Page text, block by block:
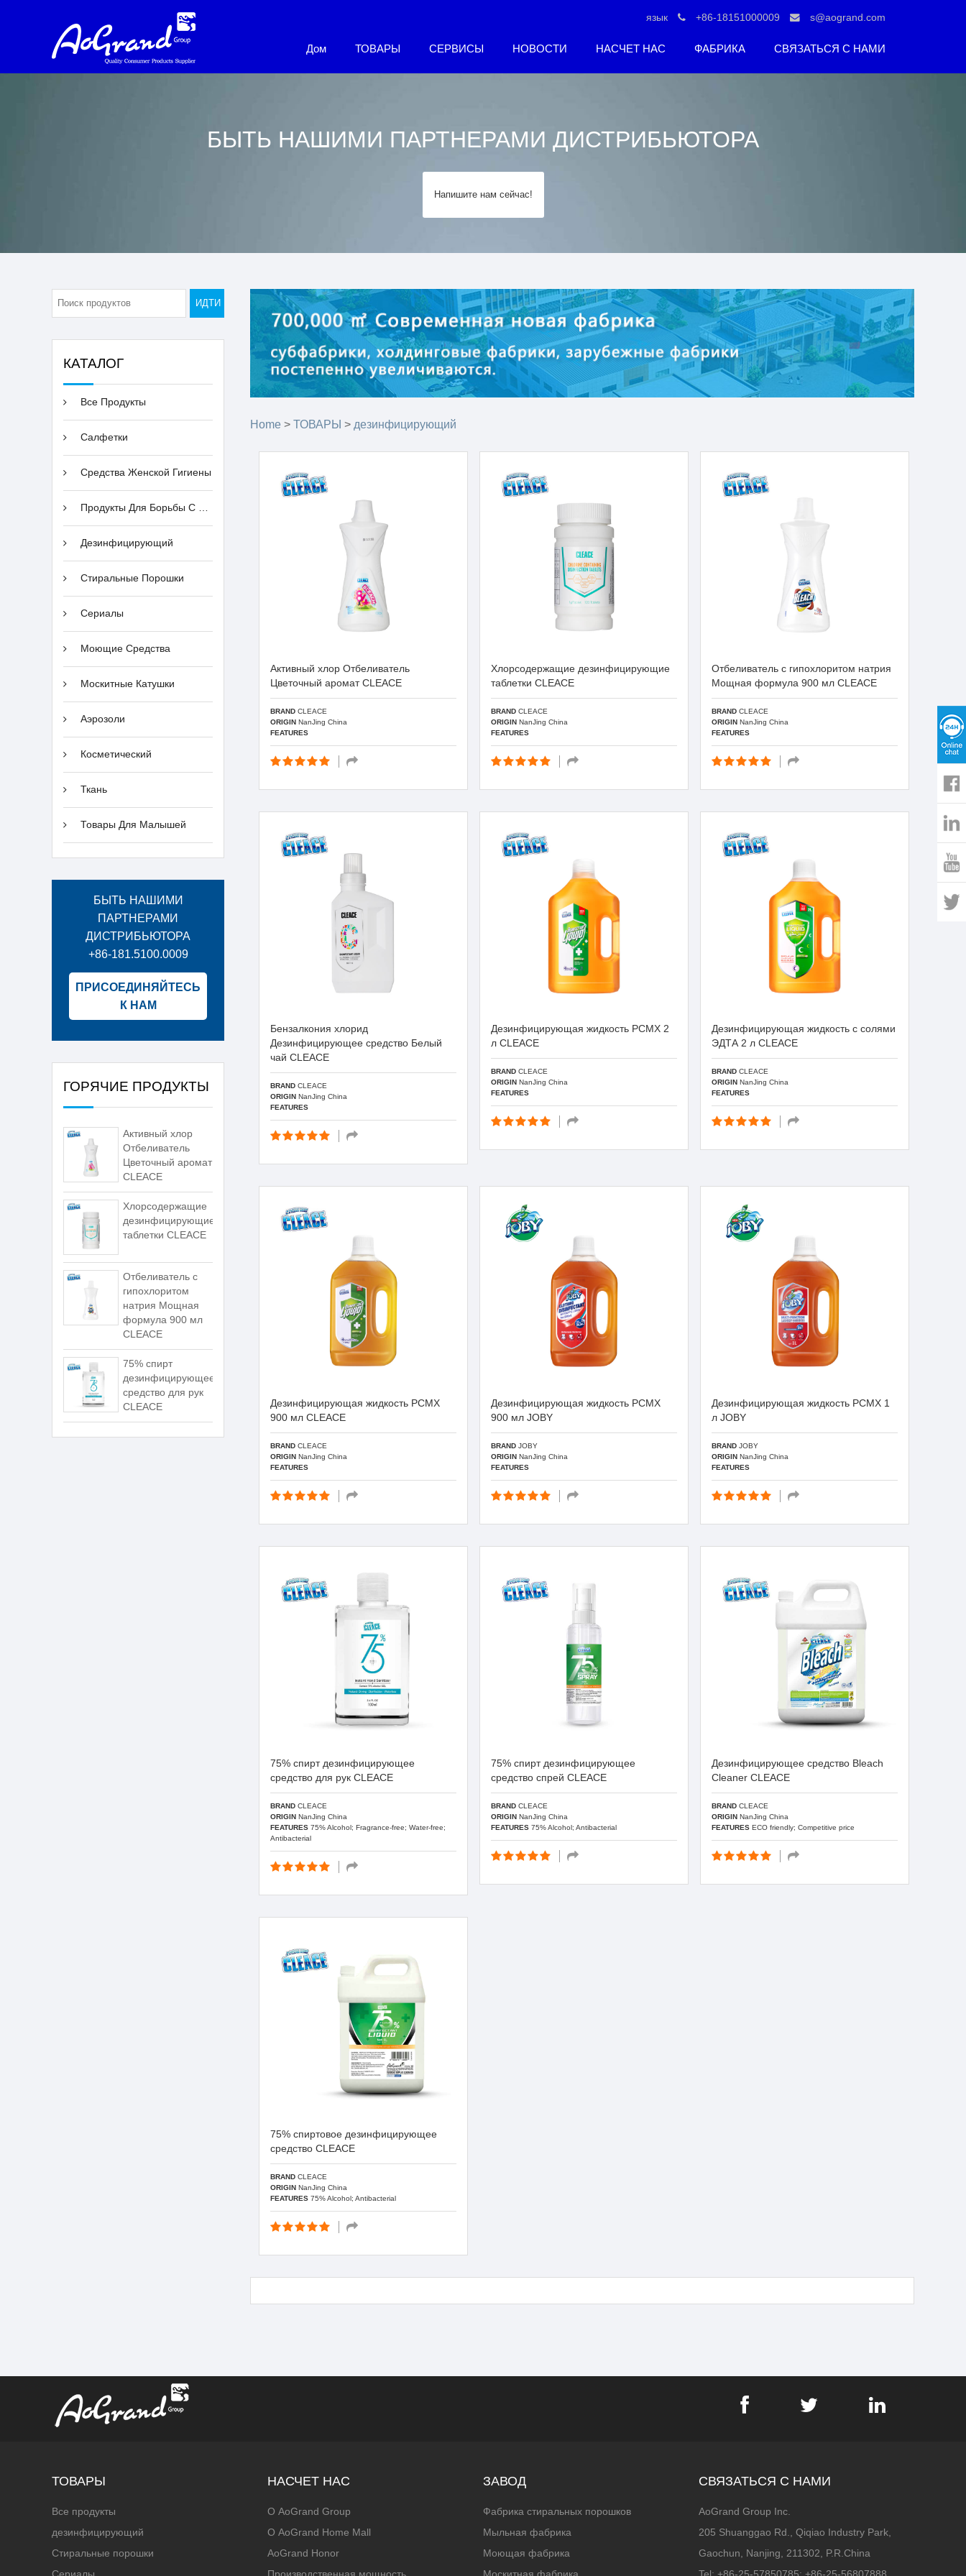
язык +86-18151000009 s@aogrand.com
Дом ТОВАРЫ СЕРВИСЫ НОВОСТИ НАСЧЕТ НАС ФАБРИКА СВЯЗАТЬСЯ С НАМИ
БЫТЬ НАШИМИ ПАРТНЕРАМИ ДИСТРИБЬЮТОРА
Напишите нам сейчас!
ИДТИ
КАТАЛОГ
Все Продукты
Cалфетки
Средства Женской Гигиены
Продукты Для Борьбы С Вредителями
Дезинфицирующий
Стиральные Порошки
Сериалы
Моющие Средства
Москитные Катушки
Аэрозоли
Косметический
Ткань
Товары Для Малышей
БЫТЬ НАШИМИ
ПАРТНЕРАМИ
ДИСТРИБЬЮТОРА
+86-181.5100.0009
ПРИСОЕДИНЯЙТЕСЬ
К НАМ
ГОРЯЧИЕ ПРОДУКТЫ
Активный хлор
Отбеливатель
Цветочный аромат
CLEACE
Хлорсодержащие
дезинфицирующие
таблетки CLEACE
Отбеливатель с
гипохлоритом
натрия Мощная
формула 900 мл
CLEACE
75% спирт
дезинфицирующее
средство для рук
CLEACE
Home > ТОВАРЫ > дезинфицирующий
Активный хлор Отбеливатель
Цветочный аромат CLEACE
BRAND CLEACE
ORIGIN NanJing China
FEATURES
Хлорсодержащие дезинфицирующие
таблетки CLEACE
BRAND CLEACE
ORIGIN NanJing China
FEATURES
Отбеливатель с гипохлоритом натрия
Мощная формула 900 мл CLEACE
BRAND CLEACE
ORIGIN NanJing China
FEATURES
Бензалкония хлорид
Дезинфицирующее средство Белый
чай CLEACE
BRAND CLEACE
ORIGIN NanJing China
FEATURES
Дезинфицирующая жидкость PCMX 2
л CLEACE
BRAND CLEACE
ORIGIN NanJing China
FEATURES
Дезинфицирующая жидкость с солями
ЭДТА 2 л CLEACE
BRAND CLEACE
ORIGIN NanJing China
FEATURES
Дезинфицирующая жидкость PCMX
900 мл CLEACE
BRAND CLEACE
ORIGIN NanJing China
FEATURES
Дезинфицирующая жидкость PCMX
900 мл JOBY
BRAND JOBY
ORIGIN NanJing China
FEATURES
Дезинфицирующая жидкость PCMX 1
л JOBY
BRAND JOBY
ORIGIN NanJing China
FEATURES
75% спирт дезинфицирующее
средство для рук CLEACE
BRAND CLEACE
ORIGIN NanJing China
FEATURES 75% Alcohol; Fragrance-free; Water-free;
Antibacterial
75% спирт дезинфицирующее
средство спрей CLEACE
BRAND CLEACE
ORIGIN NanJing China
FEATURES 75% Alcohol; Antibacterial
Дезинфицирующее средство Bleach
Cleaner CLEACE
BRAND CLEACE
ORIGIN NanJing China
FEATURES ECO friendly; Competitive price
75% спиртовое дезинфицирующее
средство CLEACE
BRAND CLEACE
ORIGIN NanJing China
FEATURES 75% Alcohol; Antibacterial
ТОВАРЫ
Все продукты
дезинфицирующий
Стиральные порошки
НАСЧЕТ НАС
О AoGrand Group
О AoGrand Home Mall
AoGrand Honor
ЗАВОД
Фабрика стиральных порошков
Мыльная фабрика
Моющая фабрика
СВЯЗАТЬСЯ С НАМИ
AoGrand Group Inc.
205 Shuanggao Rd., Qiqiao Industry Park,
Gaochun, Nanjing, 211302, P.R.China